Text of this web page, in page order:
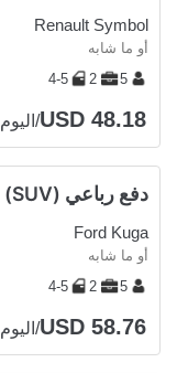
Renault Symbol
أو ما شابه
5
2
4-5
USD 48.18/اليوم
دفع رباعي (SUV)
Ford Kuga
أو ما شابه
5
2
4-5
USD 58.76/اليوم